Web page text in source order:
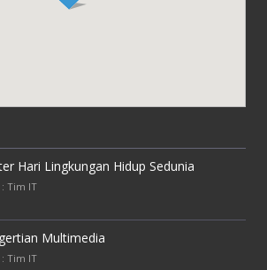
Hari Lingkungan Hidup Sedunia
Tim IT
Multimedia
Tim IT